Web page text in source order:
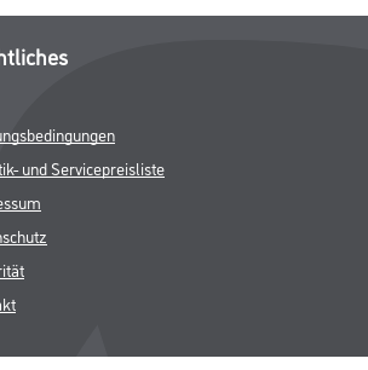
und Servicepreisliste